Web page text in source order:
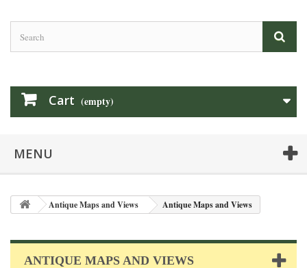
Cart (empty)
MENU
Antique Maps and Views Antique Maps and Views
ANTIQUE MAPS AND VIEWS